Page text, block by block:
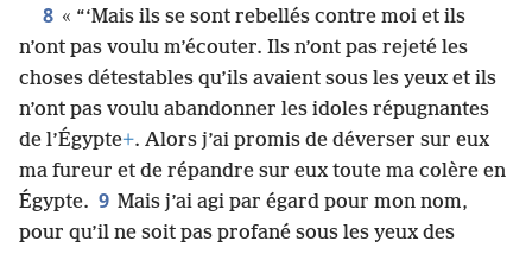
8 « “‘Mais ils se sont rebellés contre moi et ils
n’ont pas voulu m’écouter. Ils n’ont pas rejeté les
choses détestables qu’ils avaient sous les yeux et ils
n’ont pas voulu abandonner les idoles répugnantes
de l’Égypte+. Alors j’ai promis de déverser sur eux
ma fureur et de répandre sur eux toute ma colère en
Égypte. 9 Mais j’ai agi par égard pour mon nom,
pour qu’il ne soit pas profané sous les yeux des